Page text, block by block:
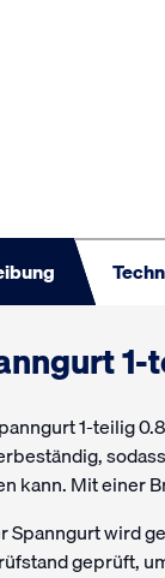
1-
1-teilig
kann. Mit einer
Spanngurt wird
geprüft,